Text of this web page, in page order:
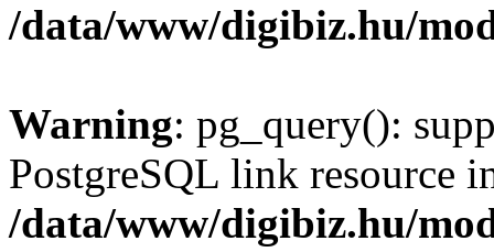
/data/www/digibiz.hu/
Warning: pg_query():
PostgreSQL link resource
/data/www/digibiz.hu/